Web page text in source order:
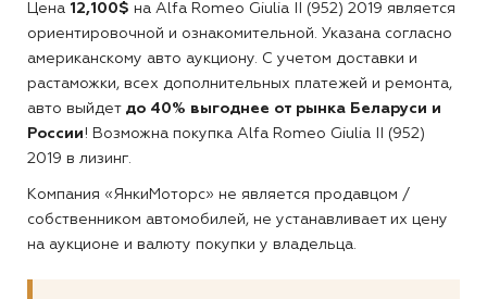
Цена 12,100$ на Alfa Romeo Giulia II (952) 2019 является
ориентировочной и ознакомительной. Указана согласно
американскому авто аукциону. С учетом доставки и
растаможки, всех дополнительных платежей и ремонта,
авто выйдет до 40% выгоднее от рынка Беларуси и
России! Возможна покупка Alfa Romeo Giulia II (952)
2019 в лизинг.
Компания «ЯнкиМоторс» не является продавцом /
собственником автомобилей, не устанавливает их цену
на аукционе и валюту покупки у владельца.